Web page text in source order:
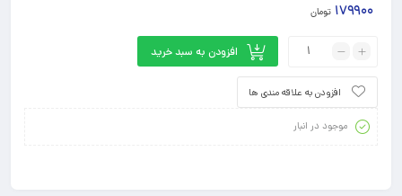
۱۷۹۹۰۰ تومان
افزودن به سبد خرید
افزودن به علاقه مندی ها
موجود در انبار